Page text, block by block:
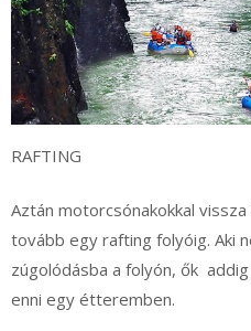
RAFTING
Aztán motorcsónakokkal
tovább egy rafting folyóig. Aki
zúgolódásba a folyón, ők
enni egy étteremben.